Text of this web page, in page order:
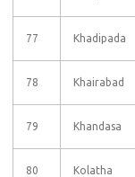
77 Khadipada
78 Khairabad
79 Khandasa
80 Kolatha